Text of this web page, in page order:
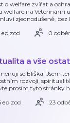
o welfare zvířat a
welfare na Veterinární
zjednodušeně,
epizod
0
a vše
se Eliška. Jsem
rozvoji,
prosím tyto stránky
epizod
23